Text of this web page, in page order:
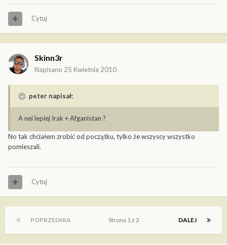
Cytuj
Skinn3r
Napisano 25 Kwietnia 2010
peter napisał:
A nei lepiej Irak + Afganistan ?
No tak chciałem zrobić od początku, tylko że wszyscy wszystko
pomieszali.
Cytuj
POPRZEDNIA DALEJ
Strona 1 z 2